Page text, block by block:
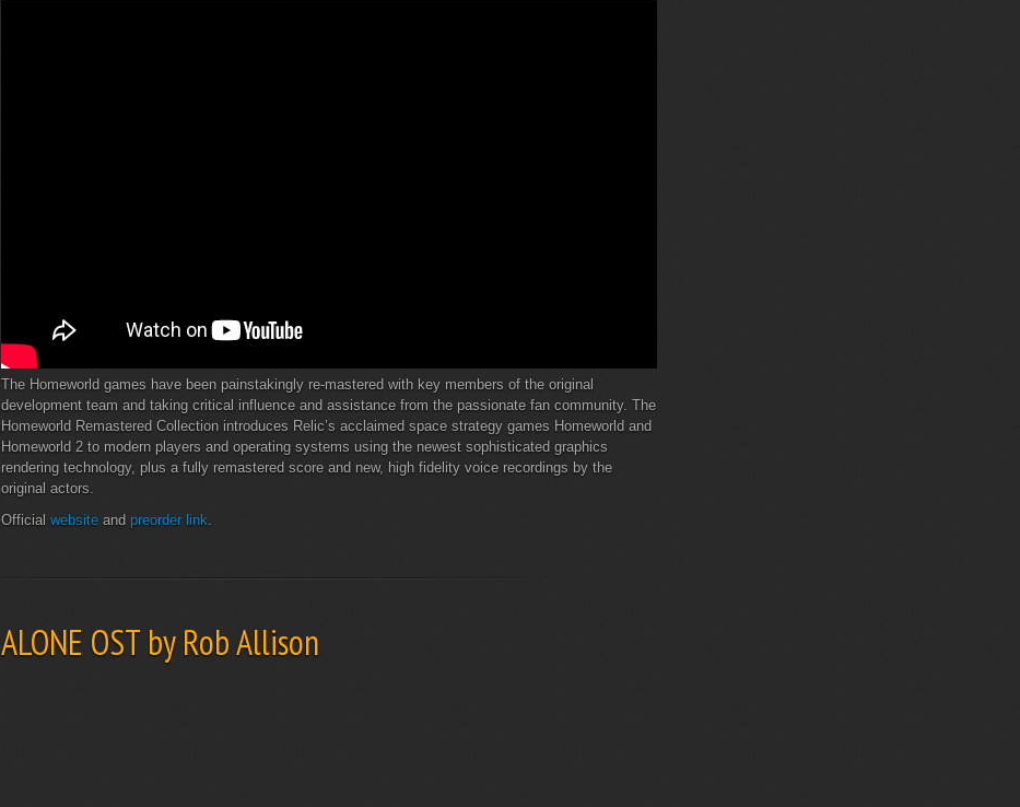
The Homeworld games have been painstakingly re-mastered with key members of the original
development team and taking critical influence and assistance from the passionate fan community. The
Homeworld Remastered Collection introduces Relic’s acclaimed space strategy games Homeworld and
Homeworld 2 to modern players and operating systems using the newest sophisticated graphics
rendering technology, plus a fully remastered score and new, high fidelity voice recordings by the
original actors.
Official website and preorder link.
ALONE OST by Rob Allison